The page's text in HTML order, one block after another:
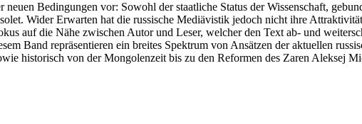
Bedingungen vor: Sowohl der staatliche Status der Wissenschaft,
Wider Erwarten hat die russische Mediävistik jedoch nicht ihre
auf die Nähe zwischen Autor und Leser, welcher den Text ab- und
Band repräsentieren ein breites Spektrum von Ansätzen der aktuellen
historisch von der Mongolenzeit bis zu den Reformen des Zaren Aleksej